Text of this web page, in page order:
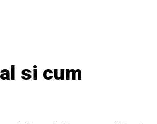
si cum